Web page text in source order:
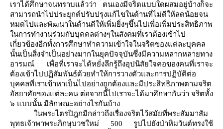
เราได้ศึกษาจนทราบแล้วว่า ตนเองมีจริตแบบใดผสมอยู่บ้างก็จะ
สามารถนำไปประยุกต์ปรับปรุงแก้ไขในด้านที่ไม่ดีให้ลดน้อยจน
หมดไปและพัฒนาในด้านดีให้เพิ่มยิ่งๆขึ้นไปเพื่อเพิ่มประสิทธิภาพ
นการทำงานร่วมกับบุคคลต่างๆในสังคมที่เราต้องเข้าไป
เกี่ยวข้องอีกทั้งการศึกษาทำความเข้าใจในจริตของแต่ละบุคคล
นั้นเป็นสิ่งจำเป็นอย่างมากในยุคปัจจุบันซึ่งมีความหลากหลายทาง
อารมณ์ เพื่อที่เราจะได้หยั่งลึกรู้ถึงอุปนิสัยใจคอของคนที่เราจะ
ต้องเข้าไปปฏิสัมพันธ์ด้วยทำให้การวางตัวและการปฏิบัติต่อ
บุคคลที่เราเข้าหาเป็นไปอย่างถูกต้องและมีประสิทธิภาพตามจริต
อัธยาศัยของแต่ละคน ต่อจากนี้ไปเราจะได้มาศึกษากันว่า จริตทั้ง
๖ แบบนั้น มีลักษณะอย่างไรกันบ้าง
นพระไตรปิฎกมีกล่าวถึงเรื่องจริตไว้สมัยที่พระสัมมาสัม
พุทธเจ้าพาพระภิกษุบวชใหม่ 500 รูปไปยังป่าหิมวันต์ทรงใช้